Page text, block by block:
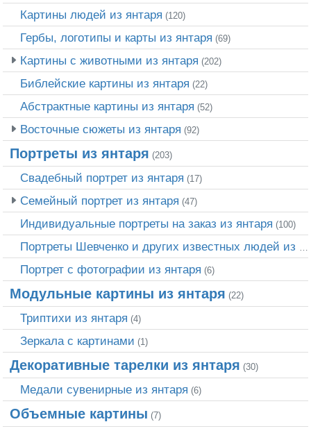
Картины людей из янтаря (120)
Гербы, логотипы и карты из янтаря (69)
Картины с животными из янтаря (202)
Библейские картины из янтаря (22)
Абстрактные картины из янтаря (52)
Восточные сюжеты из янтаря (92)
Портреты из янтаря (203)
Свадебный портрет из янтаря (17)
Семейный портрет из янтаря (47)
Индивидуальные портреты на заказ из янтаря (100)
Портреты Шевченко и других известных людей из янтаря
Портрет c фотографии из янтаря (6)
Модульные картины из янтаря (22)
Триптихи из янтаря (4)
Зеркала с картинами (1)
Декоративные тарелки из янтаря (30)
Медали сувенирные из янтаря (6)
Объемные картины (7)